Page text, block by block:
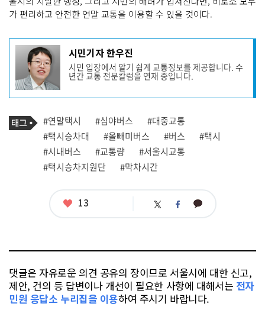
가 편리하고 안전한 연말 교통을 이용할 수 있을 것이다.
기
사
성
자
프
필
시민기자 한우진
시민 입장에서 알기 쉽게 교통정보를 제공합니다. 수
년간 교통 전문칼럼을 연재 중입니다.
기
사
관
련
태
그
태
그
#연말택시 #심야버스
#대중교통
#택시승차대
#올빼미버스 #버스
#택시
#시내버스
#교통량
#서울시교통
#택시승차지원단
#막차시간
좋
13 트 페 카
댓글은 자유로운 의견 공유의 장이므로 서울시에 대한 신고,
제안, 건의 등 답변이나 개선이 필요한 사항에 대해서는 전자
민원 응답소 누리집을 이용하여 주시기 바랍니다.